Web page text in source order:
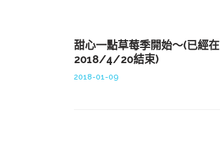
甜心一點草莓季開始～(已經在
2018/4/20結束)
2018-01-09